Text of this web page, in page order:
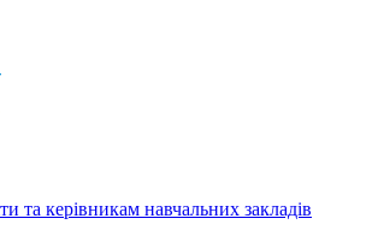
та керівникам навчальних закладів